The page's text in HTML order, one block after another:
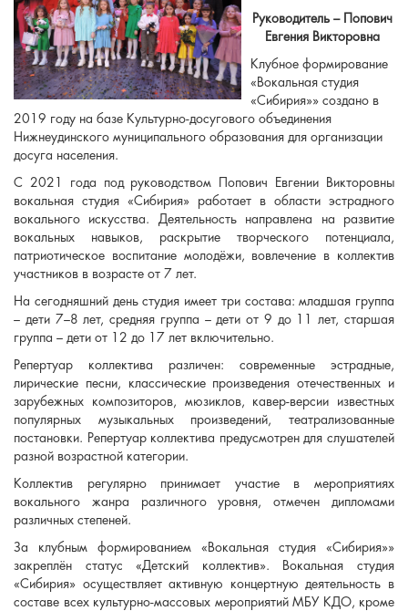
Руководитель – Попович
Евгения Викторовна
Клубное формирование
«Вокальная студия
«Сибирия»» создано в
2019 году на базе Культурно-досугового объединения
Нижнеудинского муниципального образования для организации
досуга населения.
С 2021 года под руководством Попович Евгении Викторовны
вокальная студия «Сибирия» работает в области эстрадного
вокального искусства. Деятельность направлена на развитие
вокальных навыков, раскрытие творческого потенциала,
патриотическое воспитание молодёжи, вовлечение в коллектив
участников в возрасте от 7 лет.
На сегодняшний день студия имеет три состава: младшая группа
– дети 7–8 лет, средняя группа – дети от 9 до 11 лет, старшая
группа – дети от 12 до 17 лет включительно.
Репертуар коллектива различен: современные эстрадные,
лирические песни, классические произведения отечественных и
зарубежных композиторов, мюзиклов, кавер-версии известных
популярных музыкальных произведений, театрализованные
постановки. Репертуар коллектива предусмотрен для слушателей
разной возрастной категории.
Коллектив регулярно принимает участие в мероприятиях
вокального жанра различного уровня, отмечен дипломами
различных степеней.
За клубным формированием «Вокальная студия «Сибирия»»
закреплён статус «Детский коллектив». Вокальная студия
«Сибирия» осуществляет активную концертную деятельность в
составе всех культурно-массовых мероприятий МБУ КДО, кроме